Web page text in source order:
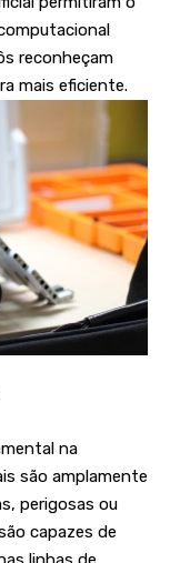
reconheçam
mais eficiente.
na
são amplamente
perigosas ou
capazes de